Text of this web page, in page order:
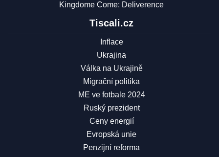
Kingdome Come: Deliverence
Tiscali.cz
Inflace
Ukrajina
Válka na Ukrajině
Migrační politika
ME ve fotbale 2024
Ruský prezident
Ceny energií
Evropská unie
Penzijní reforma